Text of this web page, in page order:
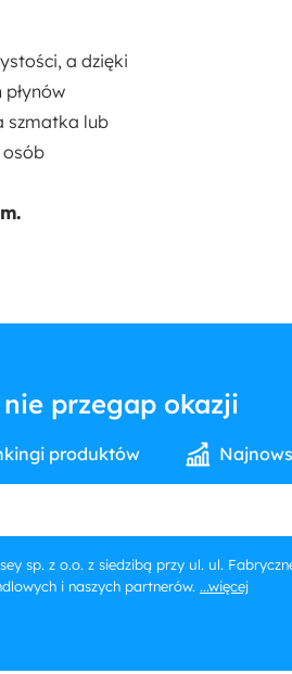
a dzięki
szmatka lub
osób
przegap okazji
produktów
sp. z o.o. z siedzibą przy ul. ul.
i naszych partnerów. ...więcej